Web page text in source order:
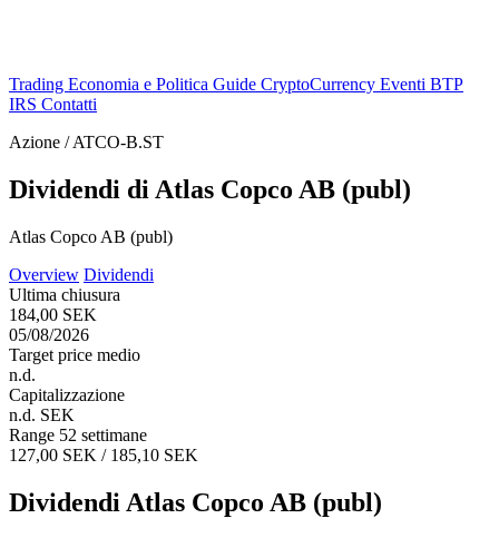
Trading Economia e Politica Guide CryptoCurrency Eventi BTP
IRS Contatti
Azione / ATCO-B.ST
Dividendi di Atlas Copco AB (publ)
Atlas Copco AB (publ)
Overview Dividendi
Ultima chiusura
184,00 SEK
05/08/2026
Target price medio
n.d.
Capitalizzazione
n.d. SEK
Range 52 settimane
127,00 SEK / 185,10 SEK
Dividendi Atlas Copco AB (publ)